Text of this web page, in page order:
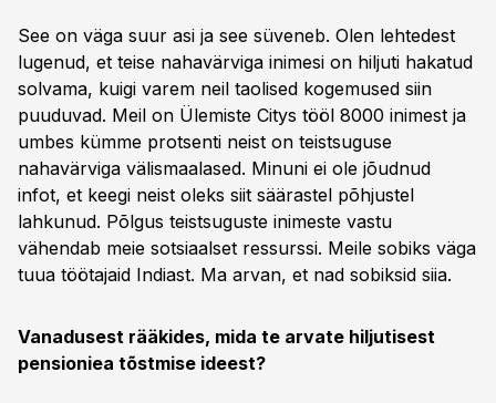
See on väga suur asi ja see süveneb. Olen lehtedest
lugenud, et teise nahavärviga inimesi on hiljuti hakatud
solvama, kuigi varem neil taolised kogemused siin
puuduvad. Meil on Ülemiste Citys tööl 8000 inimest ja
umbes kümme protsenti neist on teistsuguse
nahavärviga välismaalased. Minuni ei ole jõudnud
infot, et keegi neist oleks siit säärastel põhjustel
lahkunud. Põlgus teistsuguste inimeste vastu
vähendab meie sotsiaalset ressurssi. Meile sobiks väga
tuua töötajaid Indiast. Ma arvan, et nad sobiksid siia.
Vanadusest rääkides, mida te arvate hiljutisest
pensioniea tõstmise ideest?